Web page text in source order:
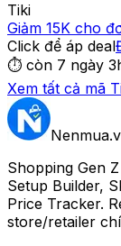
Tiki
Giảm 15K cho
Click để áp deal
⏱ còn 7 ngày
Xem tất cả mã
Nenmua
Shopping Gen
Setup Builder,
Price Tracker.
store/retailer